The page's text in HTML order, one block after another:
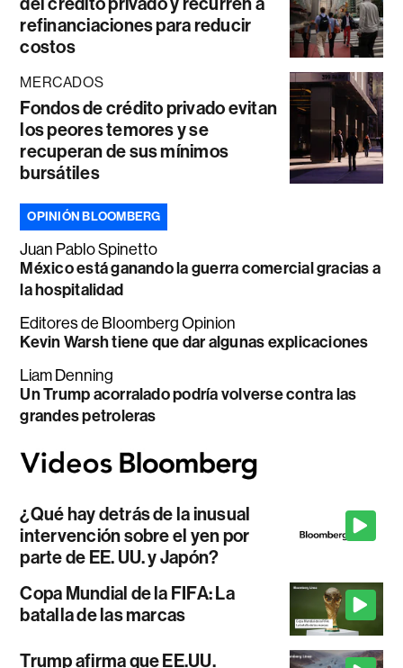
refinanciaciones para reducir
costos
MERCADOS
Fondos de crédito privado evitan
los peores temores y se
recuperan de sus mínimos
bursátiles
OPINIÓN BLOOMBERG
Juan Pablo Spinetto
México está ganando la guerra comercial gracias a
la hospitalidad
Editores de Bloomberg Opinion
Kevin Warsh tiene que dar algunas explicaciones
Liam Denning
Un Trump acorralado podría volverse contra las
grandes petroleras
¿Qué hay detrás de la inusual
intervención sobre el yen por
parte de EE. UU. y Japón?
Copa Mundial de la FIFA: La
batalla de las marcas
Trump afirma que EE.UU.